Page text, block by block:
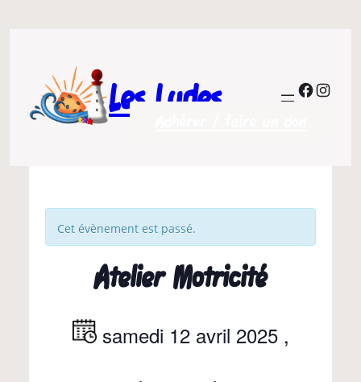
Les Ludes
Cet évènement est passé.
Atelier Motricité
samedi 12 avril 2025 ,